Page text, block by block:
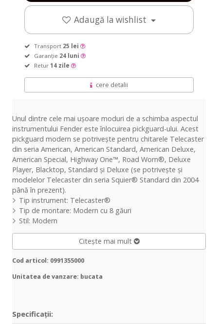
Adaugă la wishlist
Transport 25 lei
Garanție 24 luni
Retur 14 zile
cere detalii
Unul dintre cele mai ușoare moduri de a schimba aspectul
instrumentului Fender este înlocuirea pickguard-ului. Acest
pickguard modern se potrivește pentru chitarele Telecaster
din seria American, American Standard, American Deluxe,
American Special, Highway One™, Road Worn®, Deluxe
Player, Blacktop, Standard și Deluxe (se potrivește și
modelelor Telecaster din seria Squier® Standard din 2004
până în prezent).
Tip instrument: Telecaster®
Tip de montare: Modern cu 8 găuri
Stil: Modern
Citește mai mult
Cod articol: 0991355000
Unitatea de vanzare: bucata
Specificații: